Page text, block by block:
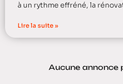
à un rythme effréné, la
Lire la suite »
Aucune annonce